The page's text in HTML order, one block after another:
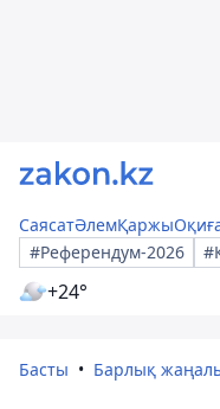
СаясатӘлемҚаржы
#Референдум-2026
+24°
Басты Барлық